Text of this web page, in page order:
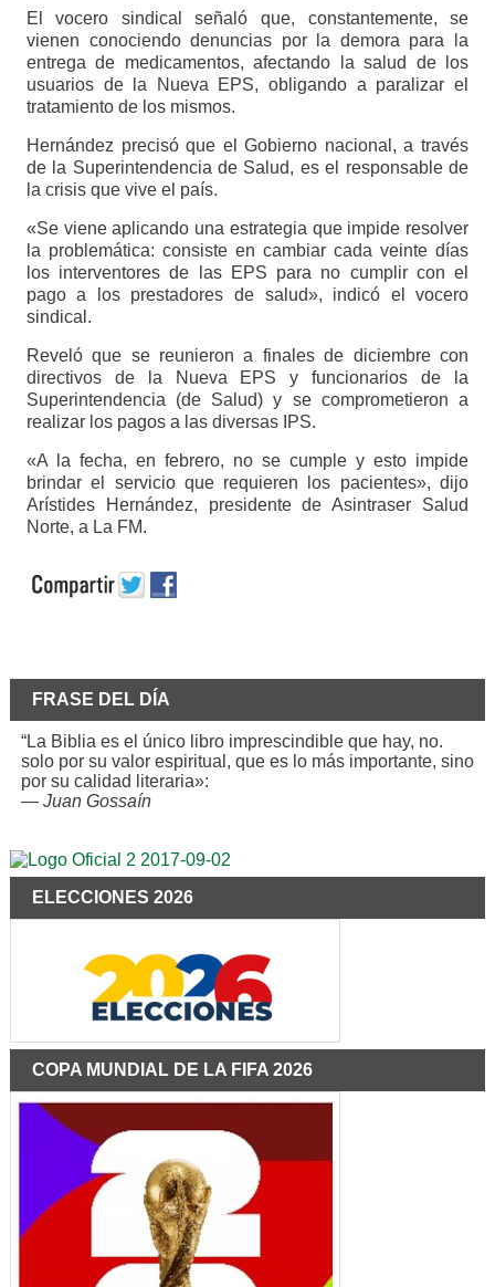
El vocero sindical señaló que, constantemente, se
vienen conociendo denuncias por la demora para la
entrega de medicamentos, afectando la salud de los
usuarios de la Nueva EPS, obligando a paralizar el
tratamiento de los mismos.
Hernández precisó que el Gobierno nacional, a través
de la Superintendencia de Salud, es el responsable de
la crisis que vive el país.
«Se viene aplicando una estrategia que impide resolver
la problemática: consiste en cambiar cada veinte días
los interventores de las EPS para no cumplir con el
pago a los prestadores de salud», indicó el vocero
sindical.
Reveló que se reunieron a finales de diciembre con
directivos de la Nueva EPS y funcionarios de la
Superintendencia (de Salud) y se comprometieron a
realizar los pagos a las diversas IPS.
«A la fecha, en febrero, no se cumple y esto impide
brindar el servicio que requieren los pacientes», dijo
Arístides Hernández, presidente de Asintraser Salud
Norte, a La FM.
FRASE DEL DÍA
“La Biblia es el único libro imprescindible que hay, no.
solo por su valor espiritual, que es lo más importante, sino
por su calidad literaria»:
— Juan Gossaín
ELECCIONES 2026
COPA MUNDIAL DE LA FIFA 2026